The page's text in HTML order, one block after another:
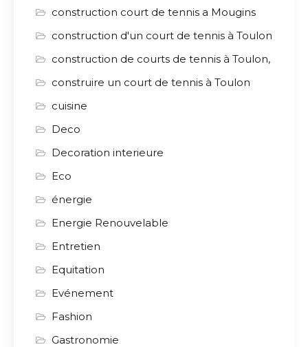
construction court de tennis a Mougins
construction d'un court de tennis à Toulon
construction de courts de tennis à Toulon,
construire un court de tennis à Toulon
cuisine
Deco
Decoration interieure
Eco
énergie
Energie Renouvelable
Entretien
Equitation
Evénement
Fashion
Gastronomie